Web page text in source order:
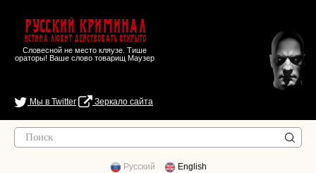
Русский Криминал
Истина любит действовать открыто
Словесной не место кляузе. Тише
ораторы! Ваше слово товарищ Маузер
Мы в Twitter Зеркало сайта
Русский English